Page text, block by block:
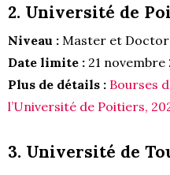
2. Université de
Niveau : Master et
Date limite : 21 novembre
Plus de détails : Bourses
l’Université de Poitiers,
3. Université de